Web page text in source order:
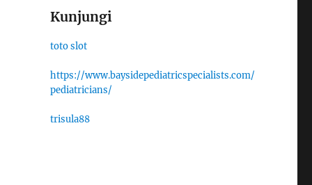
Kunjungi
toto slot
https://www.baysidepediatricspecialists.com/
pediatricians/
trisula88